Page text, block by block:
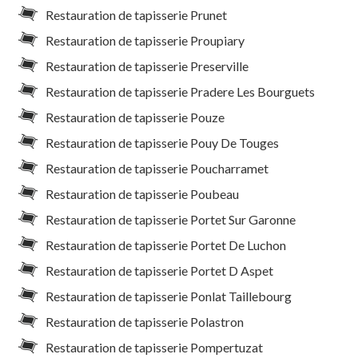
Restauration de tapisserie Prunet
Restauration de tapisserie Proupiary
Restauration de tapisserie Preserville
Restauration de tapisserie Pradere Les Bourguets
Restauration de tapisserie Pouze
Restauration de tapisserie Pouy De Touges
Restauration de tapisserie Poucharramet
Restauration de tapisserie Poubeau
Restauration de tapisserie Portet Sur Garonne
Restauration de tapisserie Portet De Luchon
Restauration de tapisserie Portet D Aspet
Restauration de tapisserie Ponlat Taillebourg
Restauration de tapisserie Polastron
Restauration de tapisserie Pompertuzat